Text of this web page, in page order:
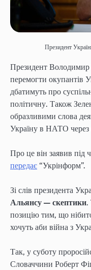
Президент
Президент
перемогти окупантів
дбатимуть про
політичну. Також
образливими слова
Україну в НАТО через
Про це він заявив під
передає “Укрінформ”.
Зі слів президента
Альянсу — скептики.
позицію тим, що нібито
хочуть аби війна з
Так, у суботу
Словаччини Роберт